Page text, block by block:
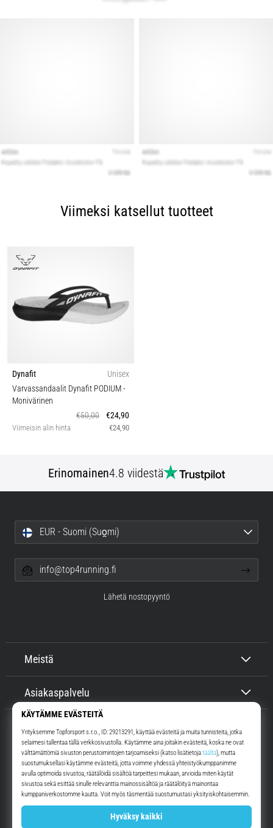
Viimeksi katsellut tuotteet
Dynafit
Unisex
Varvassandaalit Dynafit PODIUM-
Monivärinen
€50,00
€24,90
Viimeisin alin hinta €24,90
Erinomainen4.8 viidestä
Top4Running.fi
Yli 16 vuoden ajan motivoimme sinua lähtemään ulos juoksemaan.
Nopeammin. Kanssamme. Joka päivä.
InstagramYouTube
Meistä
Asiakaspalvelu
EUR - Suomi (Suo̯mi)
info@top4running.fi
Lähetä nostopyyntö